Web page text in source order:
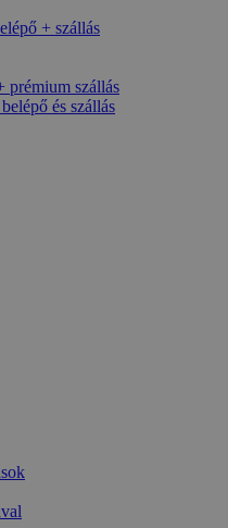
+ szállás
prémium szállás
és szállás